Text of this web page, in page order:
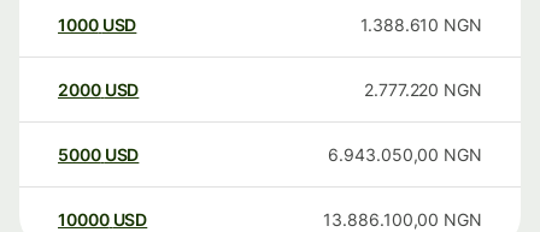
1000 USD 1.388.610 NGN
2000 USD 2.777.220 NGN
5000 USD 6.943.050,00 NGN
10000 USD 13.886.100,00 NGN